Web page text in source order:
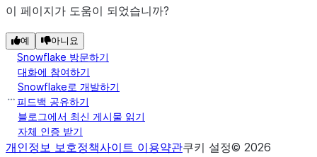
이 페이지가 도움이 되었습니까?
예 아니요
Snowflake 방문하기
대화에 참여하기
Snowflake로 개발하기
피드백 공유하기
블로그에서 최신 게시물 읽기
자체 인증 받기
개인정보 보호정책사이트 이용약관쿠키 설정© 2026